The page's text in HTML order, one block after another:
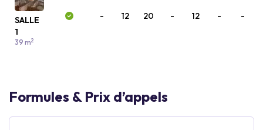
SALLE
1
39 m2
- 12 20 - 12 - -
Formules & Prix d’appels